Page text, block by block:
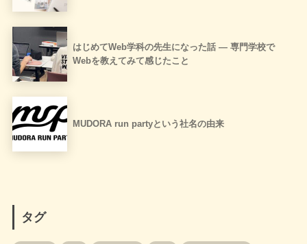
はじめてWeb学科の先生になった話 ― 専門学校で
Webを教えてみて感じたこと
MUDORA run partyという社名の由来
タグ